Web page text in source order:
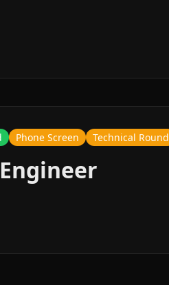
Phone Screen Technical Round